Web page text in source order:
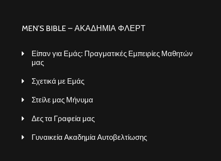
MEN’S BIBLE – ΑΚΑΔΗΜΙΑ ΦΛΕΡΤ
Είπαν για Εμάς: Πραγματικές Εμπειρίες Μαθητών
μας
Σχετικά με Εμάς
Στείλε μας Μήνυμα
Δες τα Γραφεία μας
Γυναικεία Ακαδημία Αυτοβελτίωσης